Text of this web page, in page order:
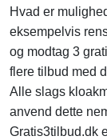
Hvad er
eksempelvis
og modtag 3
flere tilbud med
Alle slags
anvend dette
Gratis3tilbud.dk